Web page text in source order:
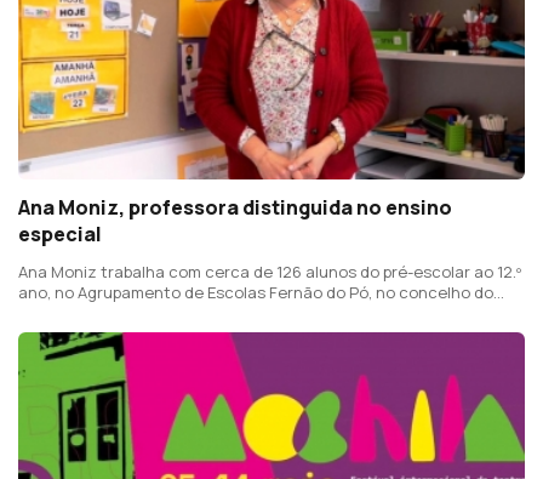
Ana Moniz, professora distinguida no ensino
especial
Ana Moniz trabalha com cerca de 126 alunos do pré-escolar ao 12.º
ano, no Agrupamento de Escolas Fernão do Pó, no concelho do